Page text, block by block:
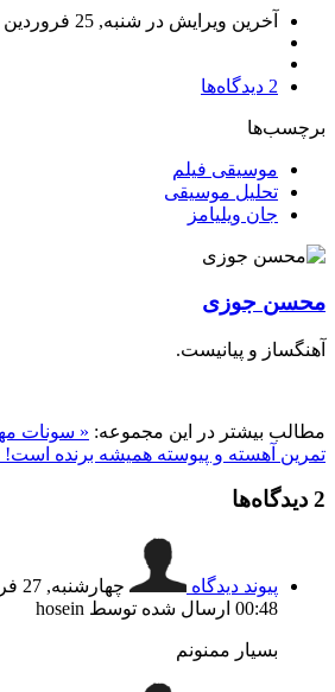
آخرین ویرایش در شنبه, 25 فروردين 1397 ساعت 14:35
دیدگاه‌ها
موسیقی فیلم
تحلیل موسیقی
جان ویلیامز
جوزی
و پیانیست.
بیشتر در این مجموعه: « سونات مهتاب -
آهسته و پیوسته همیشه برنده است! »
پیوند دیدگاه
ارسال شده توسط hosein
بسیار ممنونم